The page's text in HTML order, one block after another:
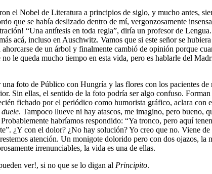
el Nobel de Literatura a principios de siglo, y mucho antes,
que se había deslizado dentro de mí, vergonzosamente
“Una antítesis en toda regla”, diría un profesor de
acá, incluso en Auschwitz. Vamos que si este señor se
de un árbol y finalmente cambió de opinión porque
le queda mucho tiempo en esta vida, pero es hablarle del
foto de Público con Hungría y las flores con los pacientes
Sin ellas, el sentido de la foto podría ser algo confuso. Forman
fichado por el periódico como humorista gráfico, aclara con
. Tampoco llueve ni hay atascos, me imagino, pero bueno,
habríamos respondido: “Ya tronco, pero aquí
¿Y con el dolor? ¿No hay solución? Yo creo que no. Viene
atención. Un monigote dolorido pero con dos ojazos, la
irrenunciables, la vida es una de ellas.
ver!, si no que se lo digan al Principito.